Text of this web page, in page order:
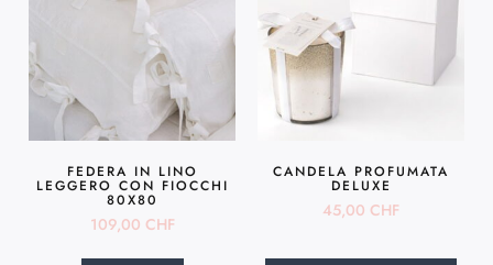
FEDERA IN LINO
LEGGERO CON FIOCCHI
80X80
109,00 CHF
CANDELA PROFUMATA
DELUXE
45,00 CHF